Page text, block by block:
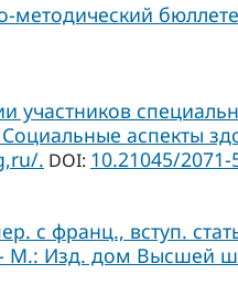
участников
аспекты
. DOI: 10.21045/2071-
с франц., вступ.
Изд. дом Высшей